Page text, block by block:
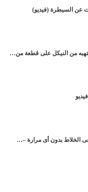
عن السيطرة (فيديو)
من النيكل على قطعة من…
الخلاط بدون أى مرارة –…